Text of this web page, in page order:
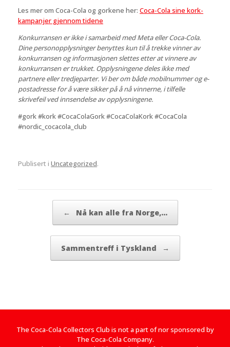
Les mer om Coca-Cola og gorkene her: Coca-Cola sine kork-
kampanjer gjennom tidene
Konkurransen er ikke i samarbeid med Meta eller Coca-Cola.
Dine personopplysninger benyttes kun til å trekke vinner av
konkurransen og informasjonen slettes etter at vinnere av
konkurransen er trukket. Opplysningene deles ikke med
partnere eller tredjeparter. Vi ber om både mobilnummer og e-
postadresse for å være sikker på å nå vinnerne, i tilfelle
skrivefeil ved innsendelse av opplysningene.
#gork #kork #CocaColaGork #CocaColaKork #CocaCola
#nordic_cocacola_club
Publisert i Uncategorized.
← Nå kan alle fra Norge,…
Sammentreff i Tyskland →
The Coca-Cola Collectors Club is not a part of nor sponsored by
The Coca-Cola Company.